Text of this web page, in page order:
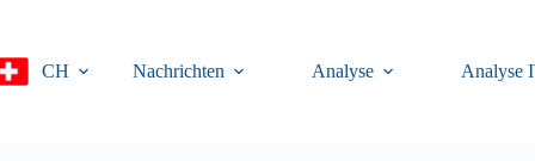
CH
Nachrichten Analyse Analyse